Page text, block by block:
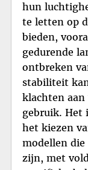
hun
te letten op
bieden,
gedurende
ontbreken
stabiliteit
klachten
gebruik. Het
het kiezen
modellen
zijn, met